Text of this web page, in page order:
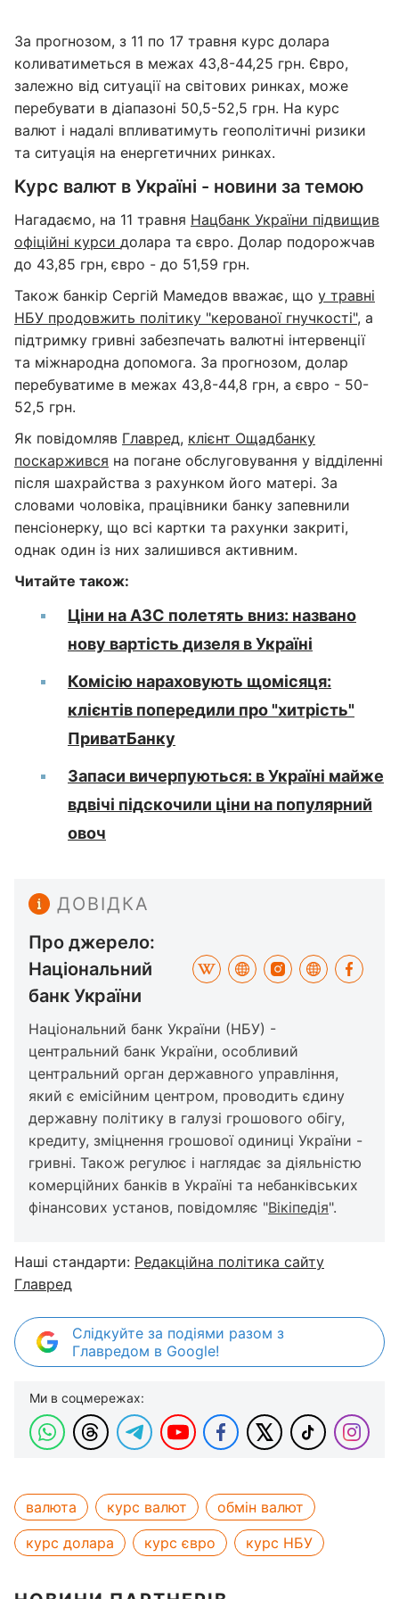
За прогнозом, з 11 по 17 травня курс долара
коливатиметься в межах 43,8-44,25 грн. Євро,
залежно від ситуації на світових ринках, може
перебувати в діапазоні 50,5-52,5 грн. На курс
валют і надалі впливатимуть геополітичні ризики
та ситуація на енергетичних ринках.
Курс валют в Україні - новини за темою
Нагадаємо, на 11 травня Нацбанк України підвищив
офіційні курси долара та євро. Долар подорожчав
до 43,85 грн, євро - до 51,59 грн.
Також банкір Сергій Мамедов вважає, що у травні
НБУ продовжить політику "керованої гнучкості", а
підтримку гривні забезпечать валютні інтервенції
та міжнародна допомога. За прогнозом, долар
перебуватиме в межах 43,8-44,8 грн, а євро - 50-
52,5 грн.
Як повідомляв Главред, клієнт Ощадбанку
поскаржився на погане обслуговування у відділенні
після шахрайства з рахунком його матері. За
словами чоловіка, працівники банку запевнили
пенсіонерку, що всі картки та рахунки закриті,
однак один із них залишився активним.
Читайте також:
Ціни на АЗС полетять вниз: названо
нову вартість дизеля в Україні
Комісію нараховують щомісяця:
клієнтів попередили про "хитрість"
ПриватБанку
Запаси вичерпуються: в Україні майже
вдвічі підскочили ціни на популярний
овоч
ДОВІДКА
Про джерело:
Національний
банк України
Національний банк України (НБУ) -
центральний банк України, особливий
центральний орган державного управління,
який є емісійним центром, проводить єдину
державну політику в галузі грошового обігу,
кредиту, зміцнення грошової одиниці України -
гривні. Також регулює і наглядає за діяльністю
комерційних банків в Україні та небанківських
фінансових установ, повідомляє "Вікіпедія".
Наші стандарти: Редакційна політика сайту
Главред
Слідкуйте за подіями разом з
Главредом в Google!
Ми в соцмережах:
валюта курс валют
обмін валют
курс долара
курс євро курс НБУ